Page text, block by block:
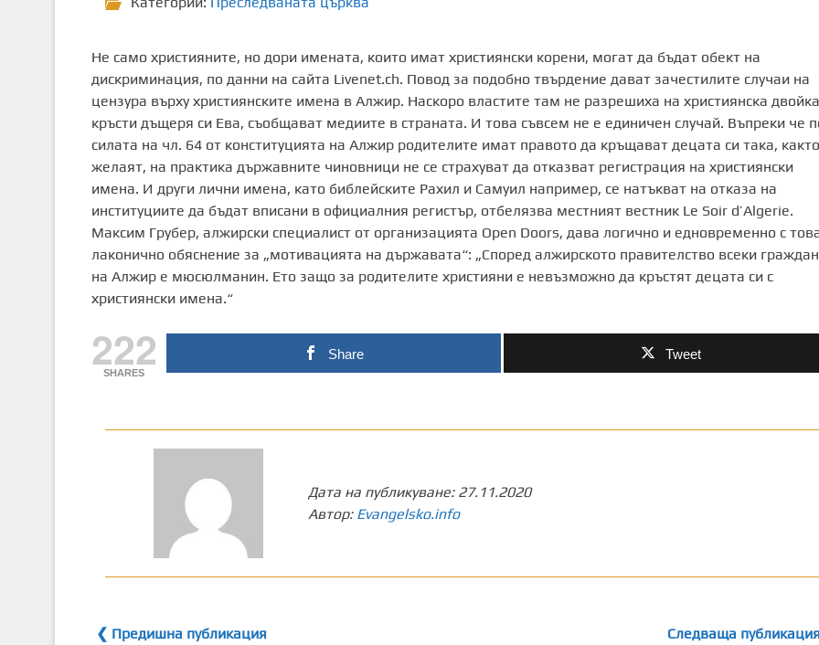
Не само християните, но дори имената, които имат християнски корени, могат да бъдат обект на
дискриминация, по данни на сайта Livenet.ch. Повод за подобно твърдение дават зачестилите случаи на
цензура върху християнските имена в Алжир. Наскоро властите там не разрешиха на християнска
кръсти дъщеря си Ева, съобщават медиите в страната. И това съвсем не е единичен случай. Въпреки че
силата на чл. 64 от конституцията на Алжир родителите имат правото да кръщават децата си така, както
желаят, на практика държавните чиновници не се страхуват да отказват регистрация на християнски
имена. И други лични имена, като библейските Рахил и Самуил например, се натъкват на отказа на
институциите да бъдат вписани в официалния регистър, отбелязва местният вестник Le Soir d’Algerie.
Максим Грубер, алжирски специалист от организацията Open Doors, дава логично и едновременно с
лаконично обяснение за „мотивацията на държавата“: „Според алжирското правителство всеки
на Алжир е мюсюлманин. Ето защо за родителите християни е невъзможно да кръстят децата си с
християнски имена.“
222
SHARES
Share Tweet
Дата на публикуване: 27.11.2020
Автор: Evangelsko.info
❮ Предишна публикация
Следваща